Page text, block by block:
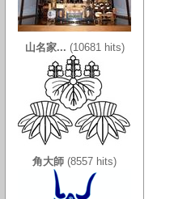
山名家... (10681 hits)
角大師 (8557 hits)